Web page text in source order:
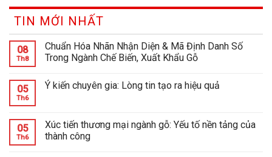
TIN MỚI NHẤT
08
Th8
Chuẩn Hóa Nhãn Nhận Diện & Mã Định Danh Số
Trong Ngành Chế Biến, Xuất Khẩu Gỗ
05
Th6
Ý kiến chuyên gia: Lòng tin tạo ra hiệu quả
05
Th6
Xúc tiến thương mại ngành gỗ: Yếu tố nền tảng của
thành công